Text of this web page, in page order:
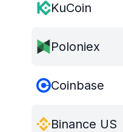
KuCoin
Poloniex
Coinbase
Binance US